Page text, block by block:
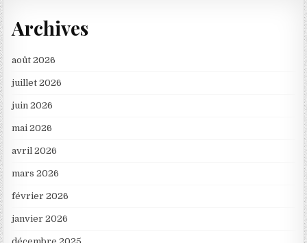
Archives
août 2026
juillet 2026
juin 2026
mai 2026
avril 2026
mars 2026
février 2026
janvier 2026